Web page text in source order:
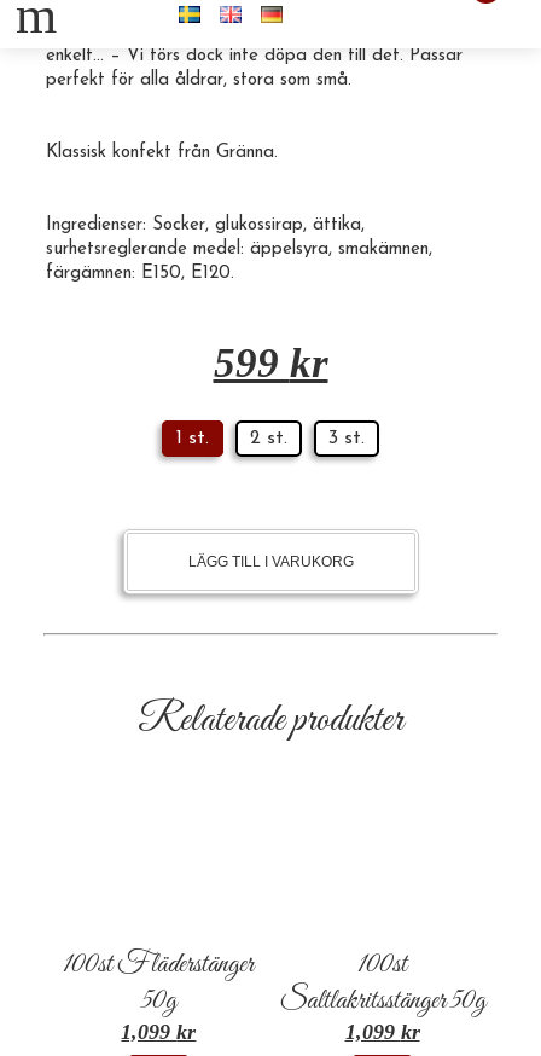
m50st American Cola 50g Den smakar Coca Cola helt
enkelt… – Vi törs dock inte döpa den till det. Passar
perfekt för alla åldrar, stora som små.
Klassisk konfekt från Gränna.
Ingredienser: Socker, glukossirap, ättika,
surhetsreglerande medel: äppelsyra, smakämnen,
färgämnen: E150, E120.
599 kr
1 st. 2 st. 3 st.
LÄGG TILL I VARUKORG
Relaterade produkter
100st Fläderstänger
50g
1,099kr
100st
Saltlakritsstänger 50g
1,099 kr